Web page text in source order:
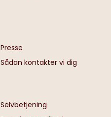
Presse
Sådan kontakter vi dig
Selvbetjening